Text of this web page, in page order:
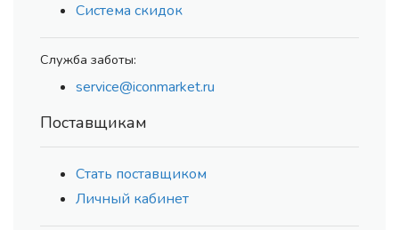
Система скидок
Служба заботы:
service@iconmarket.ru
Поставщикам
Стать поставщиком
Личный кабинет